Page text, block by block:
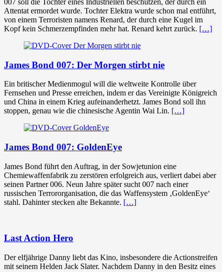
Attentat ermordet wurde. Tochter Elektra wurde schon mal entführt,
von einem Terroristen namens Renard, der durch eine Kugel im
Kopf kein Schmerzempfinden mehr hat. Renard kehrt zurück. […]
James Bond 007: Der Morgen stirbt nie
Ein britischer Medienmogul will die weltweite Kontrolle über
Fernsehen und Presse erreichen, indem er das Vereinigte Königreich
und China in einem Krieg aufeinanderhetzt. James Bond soll ihn
stoppen, genau wie die chinesische Agentin Wai Lin. […]
James Bond 007: GoldenEye
James Bond führt den Auftrag, in der Sowjetunion eine
Chemiewaffenfabrik zu zerstören erfolgreich aus, verliert dabei aber
seinen Partner 006. Neun Jahre später sucht 007 nach einer
russischen Terrororganisation, die das Waffensystem ‚GoldenEye‘
stahl. Dahinter stecken alte Bekannte. […]
Last Action Hero
Der elfjährige Danny liebt das Kino, insbesondere die Actionstreifen
mit seinem Helden Jack Slater. Nachdem Danny in den Besitz eines